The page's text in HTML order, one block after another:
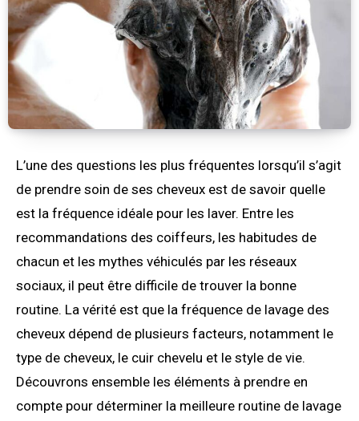
L’une des questions les plus fréquentes lorsqu’il s’agit
de prendre soin de ses cheveux est de savoir quelle
est la fréquence idéale pour les laver. Entre les
recommandations des coiffeurs, les habitudes de
chacun et les mythes véhiculés par les réseaux
sociaux, il peut être difficile de trouver la bonne
routine. La vérité est que la fréquence de lavage des
cheveux dépend de plusieurs facteurs, notamment le
type de cheveux, le cuir chevelu et le style de vie.
Découvrons ensemble les éléments à prendre en
compte pour déterminer la meilleure routine de lavage